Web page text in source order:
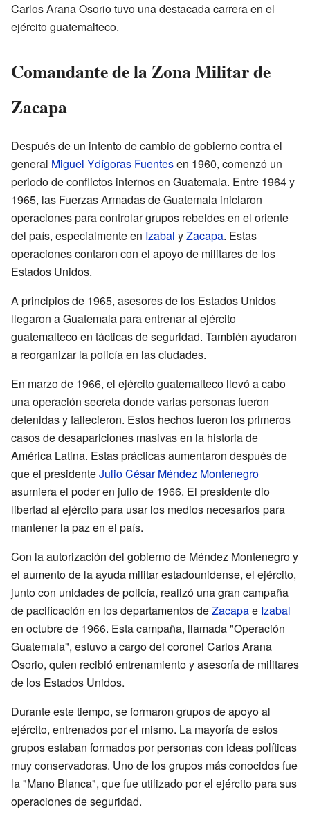
Carlos Arana Osorio tuvo una destacada carrera en el
ejército guatemalteco.
Comandante de la Zona Militar de
Zacapa
Después de un intento de cambio de gobierno contra el
general Miguel Ydígoras Fuentesen 1960, comenzó un
periodo de conflictos internos en Guatemala. Entre 1964 y
1965, las Fuerzas Armadas de Guatemala iniciaron
operaciones para controlar grupos rebeldes en el oriente
del país, especialmente en Izabal yZacapa. Estas
operaciones contaron con el apoyo de militares de los
Estados Unidos.
A principios de 1965, asesores de los Estados Unidos
llegaron a Guatemala para entrenar al ejército
guatemalteco en tácticas de seguridad. También ayudaron
a reorganizar la policía en las ciudades.
En marzo de 1966, el ejército guatemalteco llevó a cabo
una operación secreta donde varias personas fueron
detenidas y fallecieron. Estos hechos fueron los primeros
casos de desapariciones masivas en la historia de
América Latina. Estas prácticas aumentaron después de
que el presidenteJulio César Méndez Montenegro
asumiera el poder en julio de 1966. El presidente dio
libertad al ejército para usar los medios necesarios para
mantener la paz en el país.
Con la autorización del gobierno de Méndez Montenegro y
el aumento de la ayuda militar estadounidense, el ejército,
junto con unidades de policía, realizó una gran campaña
de pacificación en los departamentos deZacapae Izabal
en octubre de 1966. Esta campaña, llamada "Operación
Guatemala", estuvo a cargo del coronel Carlos Arana
Osorio, quien recibió entrenamiento y asesoría de militares
de los Estados Unidos.
Durante este tiempo, se formaron grupos de apoyo al
ejército, entrenados por el mismo. La mayoría de estos
grupos estaban formados por personas con ideas políticas
muy conservadoras. Uno de los grupos más conocidos fue
la "Mano Blanca", que fue utilizado por el ejército para sus
operaciones de seguridad.